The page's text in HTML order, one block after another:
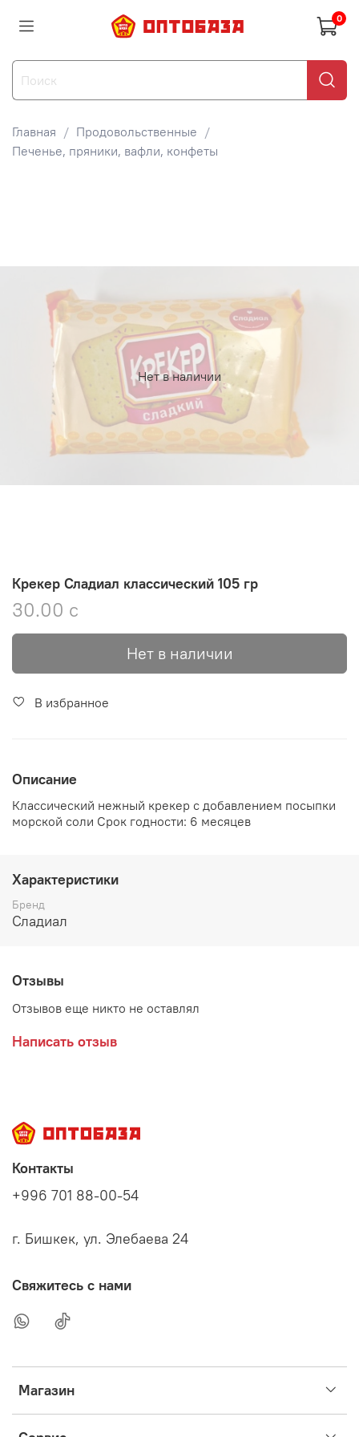
0
Главная
Продовольственные
Печенье, пряники, вафли, конфеты
Нет в наличии
Крекер Сладиал классический 105 гр
30.00 с
Нет в наличии
В избранное
Описание
Классический нежный крекер с добавлением посыпки
морской соли Срок годности: 6 месяцев
Характеристики
Бренд
Сладиал
Отзывы
Отзывов еще никто не оставлял
Написать отзыв
Магазин
Контакты
+996 701 88-00-54
г. Бишкек, ул. Элебаева 24
Свяжитесь с нами